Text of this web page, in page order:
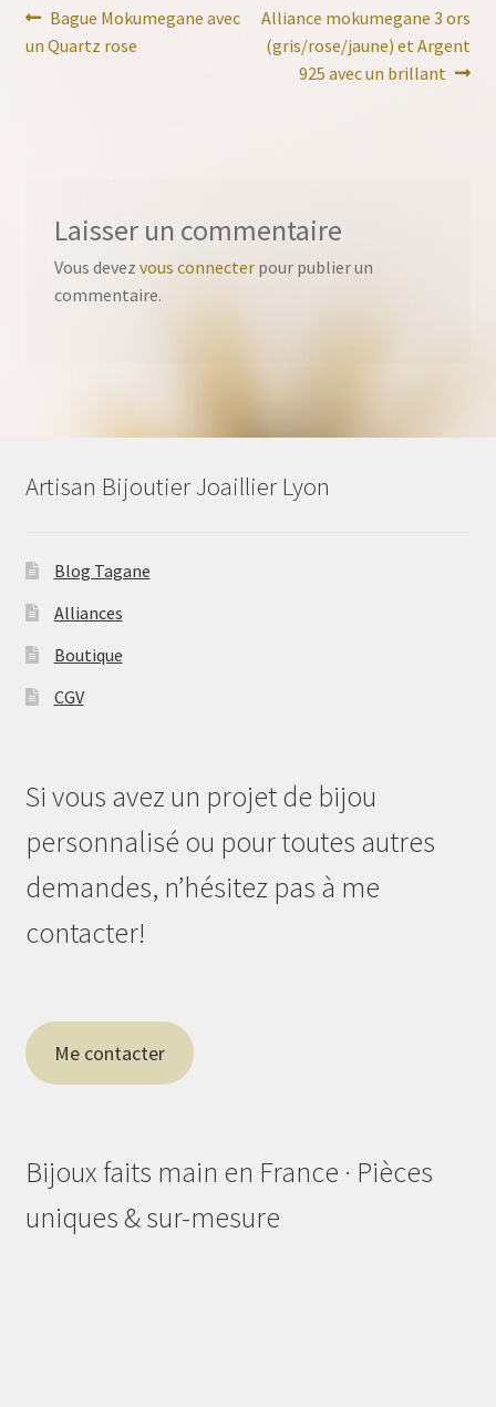
Navigation
de
Article
précédent :
Bague Mokumegane avec
un Quartz rose
Article
suivant :
Alliance mokumegane 3 ors
(gris/rose/jaune) et Argent
925 avec un brillant
Laisser un commentaire
Vous devez vous connecterpour publier un
commentaire.
Artisan Bijoutier Joaillier Lyon
Blog Tagane
Alliances
Boutique
CGV
Si vous avez un projet de bijou
personnalisé ou pour toutes autres
demandes, n’hésitez pas à me
contacter!
Me contacter
Bijoux faits main en France · Pièces
uniques & sur-mesure